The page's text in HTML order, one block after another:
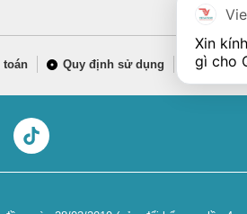
toán Quy định sử dụng Quy
Xin
gì cho